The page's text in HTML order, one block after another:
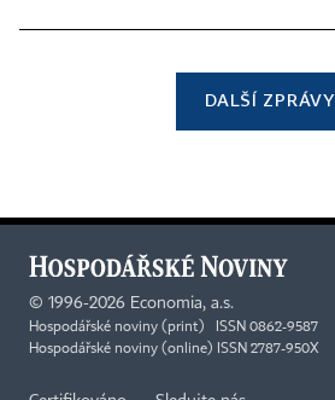
DALŠÍ ZPRÁVY
© 1996-2026 Economia, a.s.
Hospodářské noviny (print) ISSN 0862-9587
Hospodářské noviny (online) ISSN 2787-950X